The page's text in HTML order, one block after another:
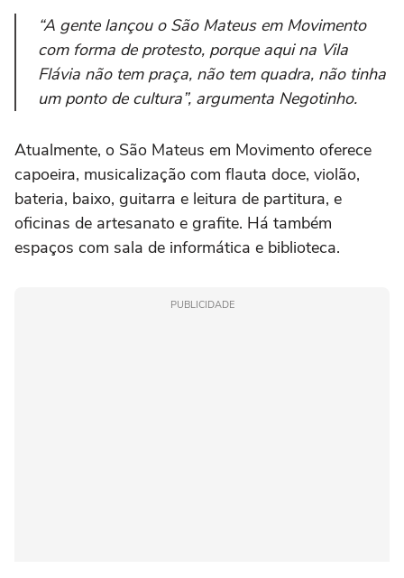
“A gente lançou o São Mateus em Movimento
com forma de protesto, porque aqui na Vila
Flávia não tem praça, não tem quadra, não tinha
um ponto de cultura”, argumenta Negotinho.
Atualmente, o São Mateus em Movimento oferece
capoeira, musicalização com flauta doce, violão,
bateria, baixo, guitarra e leitura de partitura, e
oficinas de artesanato e grafite. Há também
espaços com sala de informática e biblioteca.
PUBLICIDADE